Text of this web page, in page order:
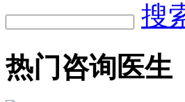
搜
热门咨询医生